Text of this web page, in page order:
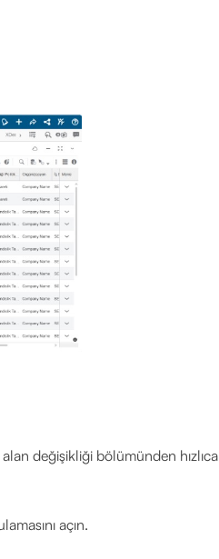
değişikliği bölümünden hızlıca
açın.